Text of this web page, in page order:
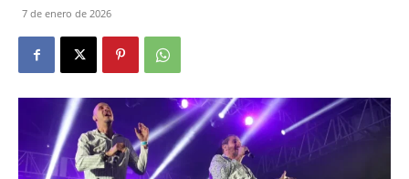
7 de enero de 2026